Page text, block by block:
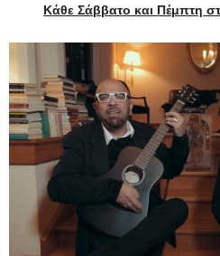
Kάθε Σάββατο και Πέμπτη